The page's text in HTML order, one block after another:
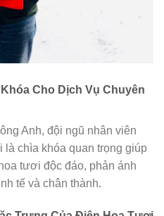
Cho Dịch Vụ Chuyên
Anh, đội ngũ nhân viên
là chìa khóa quan trọng giúp
tươi độc đáo, phản ánh
tế và chân thành.